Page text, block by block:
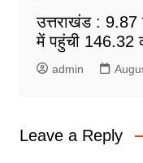
उत्तराखंड : 9.87
में पहुंची 146.32
admin
Leave a Reply